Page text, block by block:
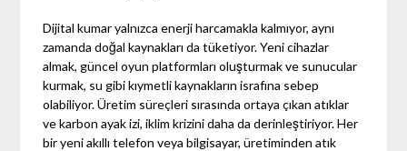
Dijital kumar yalnızca enerji harcamakla kalmıyor, aynı
zamanda doğal kaynakları da tüketiyor. Yeni cihazlar
almak, güncel oyun platformları oluşturmak ve sunucular
kurmak, su gibi kıymetli kaynakların israfına sebep
olabiliyor. Üretim süreçleri sırasında ortaya çıkan atıklar
ve karbon ayak izi, iklim krizini daha da derinleştiriyor. Her
bir yeni akıllı telefon veya bilgisayar, üretiminden atık